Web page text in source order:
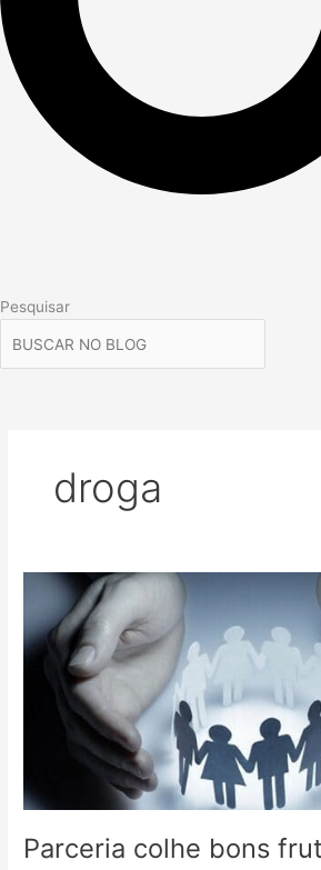
Pesquisar
droga
Parceria colhe bons
Parceria
bons
frutos